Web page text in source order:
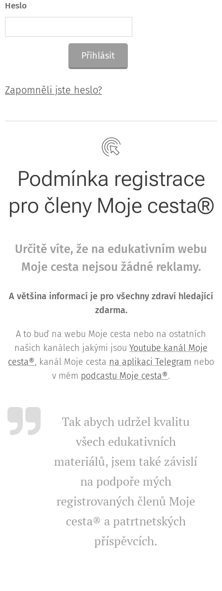
Heslo
Přihlásit
Zapomněli jste heslo?
Podmínka registrace
pro členy Moje cesta®
Určitě víte, že na edukativním webu
Moje cesta nejsou žádné reklamy.
A většina informací je pro všechny zdraví hledající
zdarma.
A to buď na webu Moje cesta nebo na ostatních
našich kanálech jakými jsou Youtube kanál Moje
cesta®, kanál Moje cesta na aplikaci Telegram nebo
v mém podcastu Moje cesta®.
Tak abych udržel kvalitu
všech edukativních
materiálů, jsem také závislí
na podpoře mých
registrovaných členů Moje
cesta® a patrtnetských
příspěvcích.